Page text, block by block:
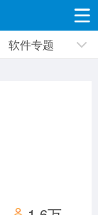
新闻资讯
体育运动
软件专题